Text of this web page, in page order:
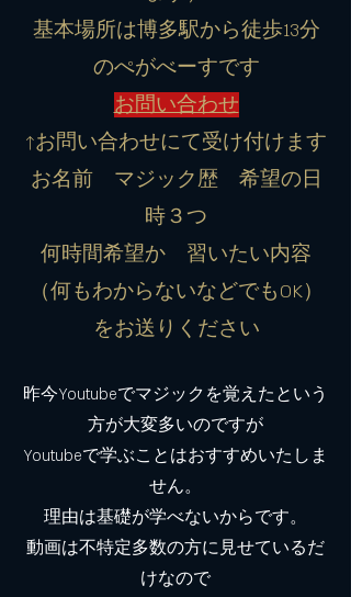
​基本場所は博多駅から徒歩13分
のぺがべーすです
お問い合わせ
↑お問い合わせにて受け付けます
お名前 マジック歴 希望の日
時３つ
何時間希望か 習いたい内容
（何もわからないなどでもOK）
​をお送りください
昨今Youtubeでマジックを覚えたという
方が大変多いのですが
Youtubeで学ぶことはおすすめいたしま
せん。
理由は基礎が学べないからです。
動画は不特定多数の方に見せているだ
けなので